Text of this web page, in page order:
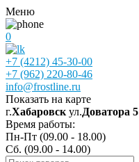
Меню
0
+7 (4212) 45-30-00
+7 (962) 220-80-46
info@frostline.ru
Показать на карте
г.Хабаровск ул.Доватора 5
Время работы:
Пн-Пт (09.00 - 18.00)
Сб. (09.00 - 14.00)